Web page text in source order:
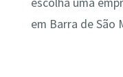
escolha uma
em Barra de São